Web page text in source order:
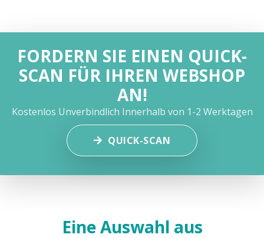
FORDERN SIE EINEN QUICK-
SCAN FÜR IHREN WEBSHOP
AN!
Kostenlos Unverbindlich Innerhalb von 1-2 Werktagen
QUICK-SCAN
Eine Auswahl aus